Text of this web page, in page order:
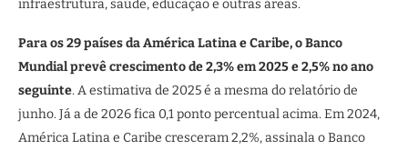
infraestrutura, saúde, educação e outras áreas.
Para os 29 países da América Latina e Caribe, o Banco
Mundial prevê crescimento de 2,3% em 2025 e 2,5% no ano
seguinte. A estimativa de 2025 é a mesma do relatório de
junho. Já a de 2026 fica 0,1 ponto percentual acima. Em 2024,
América Latina e Caribe cresceram 2,2%, assinala o Banco